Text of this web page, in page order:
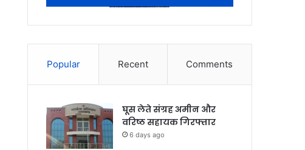
Popular Recent Comments
घूस लेते संग्रह अमीन और
वरिष्ठ सहायक गिरफ्तार
6 days ago